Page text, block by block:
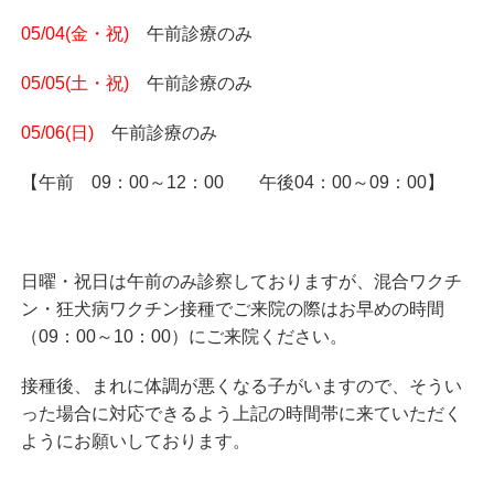
05/04(金・祝) 午前診療のみ
05/05(土・祝) 午前診療のみ
05/06(日) 午前診療のみ
【午前 09：00～12：00 午後04：00～09：00】
日曜・祝日は午前のみ診察しておりますが、混合ワクチ
ン・狂犬病ワクチン接種でご来院の際はお早めの時間
（09：00～10：00）にご来院ください。
接種後、まれに体調が悪くなる子がいますので、そうい
った場合に対応できるよう上記の時間帯に来ていただく
ようにお願いしております。